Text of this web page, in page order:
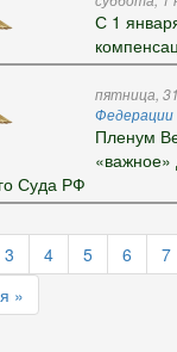
С 1
пятница,
Федерации
Пленум
Суда РФ
3 4 5 6 7
»